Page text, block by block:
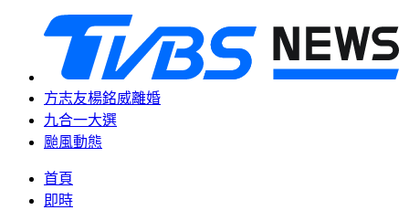
方志友楊銘威離婚
九合一大選
颱風動態
首頁
即時